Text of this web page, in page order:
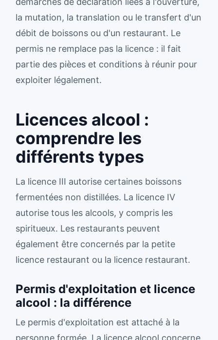
la mutation, la translation ou le transfert d'un
débit de boissons ou d'un restaurant. Le
permis ne remplace pas la licence : il fait
partie des pièces et conditions à réunir pour
exploiter légalement.
Licences alcool :
comprendre les
différents types
La licence III autorise certaines boissons
fermentées non distillées. La licence IV
autorise tous les alcools, y compris les
spiritueux. Les restaurants peuvent
également être concernés par la petite
licence restaurant ou la licence restaurant.
Permis d'exploitation et licence
alcool : la différence
Le permis d'exploitation est attaché à la
personne formée. La licence alcool concerne